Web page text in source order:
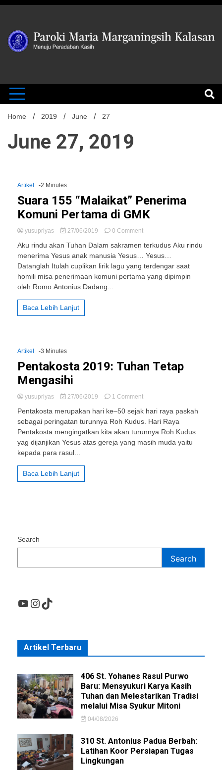
Skip
Paroki
Kalasan
Home 2019 June 27
June 27, 2019
Artikel -2 Minutes
Suara 155 “Malaikat” Penerima
Komuni Pertama di GMK
yusupriyas 27/06/2019 0 Commenton
155
“Malaikat”
Penerima
Komuni
Aku rindu akan Tuhan Dalam sakramen terkudus Aku rindu
menerima Yesus anak manusia Yesus… Yesus…
Datanglah Itulah cuplikan lirik lagu yang terdengar saat
homili misa penerimaan komuni pertama yang dipimpin
oleh Romo Antonius Dadang...
Baca Lebih Lanjut
Artikel -3 Minutes
Pentakosta 2019: Tuhan Tetap
Mengasihi
yusupriyas 27/06/2019 1 Commenton
2019:
Tuhan
Tetap
Mengasihi
Pentakosta merupakan hari ke–50 sejak hari raya paskah
sebagai peringatan turunnya Roh Kudus. Hari Raya
Pentakosta mengingatkan kita akan turunnya Roh Kudus
yag dijanjikan Yesus atas gereja yang masih muda yaitu
kepada para rasul...
Baca Lebih Lanjut
Search
Search
YouTube
Instagram
TikTok
Artikel Terbaru
406 St. Yohanes Rasul Purwo
Baru: Mensyukuri Karya Kasih
Tuhan dan Melestarikan Tradisi
melalui Misa Syukur Mitoni
04/08/2026
310 St. Antonius Padua Berbah:
Latihan Koor Persiapan Tugas
Lingkungan